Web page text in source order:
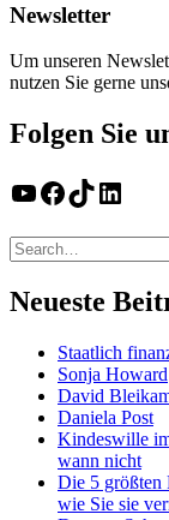
Newsletter
Um unseren
nutzen Sie gerne
Folgen Sie
YouTube
Facebook
TikTok
Neueste
Staatlich
Sonja Howard
David
Daniela Post
Kindeswille
wann nicht
Die 5 größten
wie Sie sie